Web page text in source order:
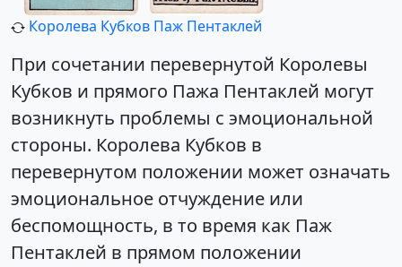
Королева Кубков Паж Пентаклей
При сочетании перевернутой Королевы
Кубков и прямого Пажа Пентаклей могут
возникнуть проблемы с эмоциональной
стороны. Королева Кубков в
перевернутом положении может означать
эмоциональное отчуждение или
беспомощность, в то время как Паж
Пентаклей в прямом положении